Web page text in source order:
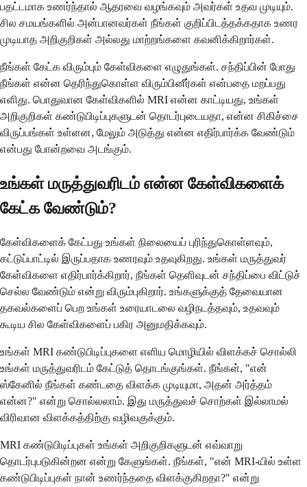
பதட்டமாக உணர்ந்தால் ஆதரவை வழங்கவும் அவர்கள் உதவ முடியும்.
சில சமயங்களில் அன்பானவர்கள் நீங்கள் குறிப்பிடத்தக்கதாக உணர
முடியாத அறிகுறிகள் அல்லது மாற்றங்களை கவனிக்கிறார்கள்.
நீங்கள் கேட்க விரும்பும் கேள்விகளை எழுதுங்கள். சந்திப்பின் போது
நீங்கள் என்ன தெரிந்துகொள்ள விரும்பினீர்கள் என்பதை மறப்பது
எளிது. பொதுவான கேள்விகளில் MRI என்ன காட்டியது, உங்கள்
அறிகுறிகள் கண்டுபிடிப்புகளுடன் தொடர்புடையதா, என்ன சிகிச்சை
விருப்பங்கள் உள்ளன, மேலும் அடுத்து என்ன எதிர்பார்க்க வேண்டும்
என்பது போன்றவை அடங்கும்.
உங்கள் மருத்துவரிடம் என்ன கேள்விகளைக்
கேட்க வேண்டும்?
கேள்விகளைக் கேட்பது உங்கள் நிலையைப் புரிந்துகொள்ளவும்,
கட்டுப்பாட்டில் இருப்பதாக உணரவும் உதவுகிறது. உங்கள் மருத்துவர்
கேள்விகளை எதிர்பார்க்கிறார், நீங்கள் தெளிவுடன் சந்திப்பை விட்டுச்
செல்ல வேண்டும் என்று விரும்புகிறார். உங்களுக்குத் தேவையான
தகவல்களைப் பெற உங்கள் உரையாடலை வழிநடத்தவும், உதவவும்
கூடிய சில கேள்விகளைப் பகிர அனுமதிக்கவும்.
உங்கள் MRI கண்டுபிடிப்புகளை எளிய மொழியில் விளக்கச் சொல்லி
உங்கள் மருத்துவரிடம் கேட்டுத் தொடங்குங்கள். நீங்கள், "என்
ஸ்கேனில் நீங்கள் கண்டதை விளக்க முடியுமா, அதன் அர்த்தம்
என்ன?" என்று சொல்லலாம். இது மருத்துவச் சொற்கள் இல்லாமல்
விரிவான விளக்கத்திற்கு வழிவகுக்கும்.
MRI கண்டுபிடிப்புகள் உங்கள் அறிகுறிகளுடன் எவ்வாறு
தொடர்புபடுகின்றன என்று கேளுங்கள். நீங்கள், "என் MRI-யில் உள்ள
கண்டுபிடிப்புகள் நான் உணர்ந்ததை விளக்குகிறதா?" என்று